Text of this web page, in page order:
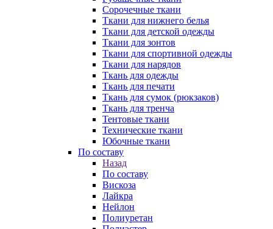
Сорочечные ткани
Ткани для нижнего белья
Ткани для детской одежды
Ткани для зонтов
Ткани для спортивной одежды
Ткани для нарядов
Ткань для одежды
Ткань для печати
Ткань для сумок (рюкзаков)
Ткань для тренча
Тентовые ткани
Технические ткани
Юбочные ткани
По составу
Назад
По составу
Вискоза
Лайкра
Нейлон
Полиуретан